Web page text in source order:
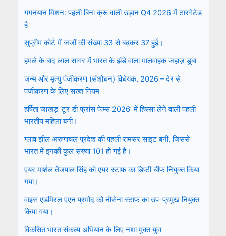
गगनयान मिशन: पहली बिना क्रू वाली उड़ान Q4 2026 में टारगेटेड
है
सुप्रीम कोर्ट में जजों की संख्या 33 से बढ़कर 37 हुई।
हमले के बाद लाल सागर में भारत के झंडे वाला मालवाहक जहाज़ डूबा
जन्म और मृत्यु पंजीकरण (संशोधन) विधेयक, 2026 – देर से
पंजीकरण के लिए सख्त नियम
हर्षिता जाखड़ ‘टूर डी फ्रांस फेम्स 2026’ में हिस्सा लेने वाली पहली
भारतीय महिला बनीं।
ग्लाव झील अरुणाचल प्रदेश की पहली रामसर साइट बनी, जिससे
भारत में इनकी कुल संख्या 101 हो गई है।
एयर मार्शल तेजपाल सिंह को एयर स्टाफ का डिप्टी चीफ नियुक्त किया
गया।
वाइस एडमिरल एएन प्रमोद को नौसेना स्टाफ का उप-प्रमुख नियुक्त
किया गया।
विकसित भारत संकल्प अभियान के लिए नशा मुक्त युवा